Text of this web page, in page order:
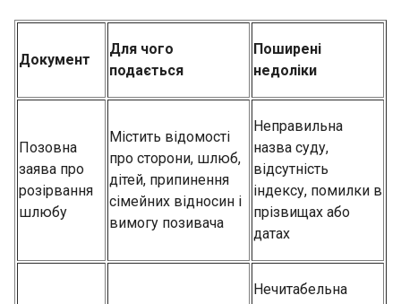
Документ
Для чого
подається
Поширені
недоліки
Позовна
заява про
розірвання
шлюбу
Містить відомості
про сторони, шлюб,
дітей, припинення
сімейних відносин і
вимогу позивача
Неправильна
назва суду,
відсутність
індексу, помилки в
прізвищах або
датах
Нечитабельна